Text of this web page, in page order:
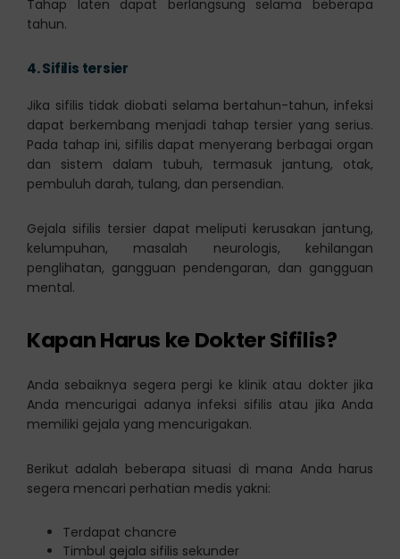
Tahap laten dapat berlangsung selama beberapa
tahun.
4.Sifilis tersier
Jika sifilis tidak diobati selama bertahun-tahun, infeksi
dapat berkembang menjadi tahap tersier yang serius.
Pada tahap ini, sifilis dapat menyerang berbagai organ
dan sistem dalam tubuh, termasuk jantung, otak,
pembuluh darah, tulang, dan persendian.
Gejala sifilis tersier dapat meliputi kerusakan jantung,
kelumpuhan, masalah neurologis, kehilangan
penglihatan, gangguan pendengaran, dan gangguan
mental.
Kapan Harus ke Dokter Sifilis?
Anda sebaiknya segera pergi ke klinik atau dokter jika
Anda mencurigai adanya infeksi sifilis atau jika Anda
memiliki gejala yang mencurigakan.
Berikut adalah beberapa situasi di mana Anda harus
segera mencari perhatian medis yakni:
Terdapat chancre
Timbul gejala sifilis sekunder